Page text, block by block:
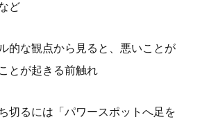
ど
的な観点から見ると、悪いことが
とが起きる前触れ
切るには「パワースポットへ足を